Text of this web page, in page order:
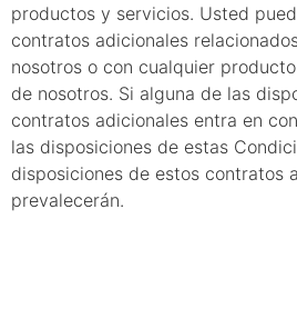
productos y servicios. Usted
contratos adicionales
nosotros o con cualquier
de nosotros. Si alguna de las
contratos adicionales entra en
las disposiciones de estas
disposiciones de estos contratos
prevalecerán.